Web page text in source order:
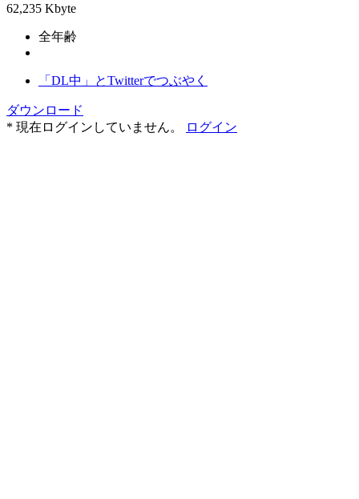
62,235 Kbyte
全年齢
「DL中」とTwitterでつぶやく
ダウンロード
* 現在ログインしていません。
ログイン